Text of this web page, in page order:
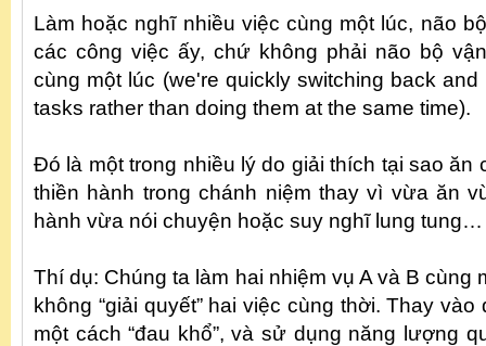
Làm hoặc nghĩ nhiều việc cùng một lúc, não
các công việc ấy, chứ không phải não bộ
cùng một lúc (we're quickly switching back and
tasks rather than doing them at the same time).
Đó là một trong nhiều lý do giải thích tại sao ăn
thiền hành trong chánh niệm thay vì vừa ăn
hành vừa nói chuyện hoặc suy nghĩ lung tung…
Thí dụ: Chúng ta làm hai nhiệm vụ A và B cùng
không “giải quyết” hai việc cùng thời. Thay
một cách “đau khổ”, và sử dụng năng lượng